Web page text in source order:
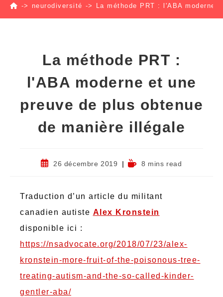
-> neurodiversité -> La méthode PRT : l'ABA moderne
La méthode PRT :
l'ABA moderne et une
preuve de plus obtenue
de manière illégale
26 décembre 2019 8 mins read
Traduction d’un article du militant
canadien autiste Alex Kronstein
disponible ici :
https://nsadvocate.org/2018/07/23/alex-
kronstein-more-fruit-of-the-poisonous-tree-
treating-autism-and-the-so-called-kinder-
gentler-aba/